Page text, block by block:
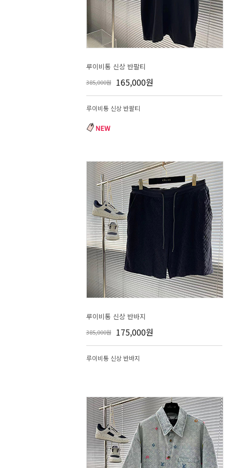
루이비통 신상 반팔티
385,000원 165,000원
루이비통 신상 반팔티
루이비통 신상 반바지
385,000원 175,000원
루이비통 신상 반바지